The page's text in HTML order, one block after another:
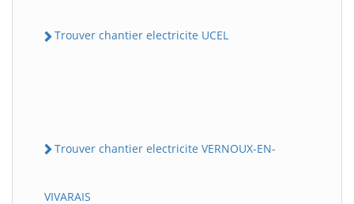
Trouver chantier electricite UCEL
Trouver chantier electricite VERNOUX-EN-
VIVARAIS